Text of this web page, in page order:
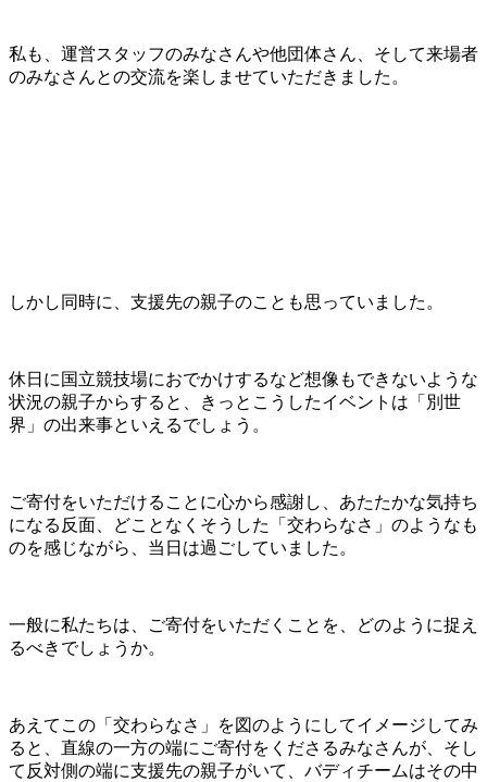
私も、運営スタッフのみなさんや他団体さん、そして来場者
のみなさんとの交流を楽しませていただきました。
しかし同時に、支援先の親子のことも思っていました。
休日に国立競技場におでかけするなど想像もできないような
状況の親子からすると、きっとこうしたイベントは「別世
界」の出来事といえるでしょう。
ご寄付をいただけることに心から感謝し、あたたかな気持ち
になる反面、どことなくそうした「交わらなさ」のようなも
のを感じながら、当日は過ごしていました。
一般に私たちは、ご寄付をいただくことを、どのように捉え
るべきでしょうか。
あえてこの「交わらなさ」を図のようにしてイメージしてみ
ると、直線の一方の端にご寄付をくださるみなさんが、そし
て反対側の端に支援先の親子がいて、バディチームはその中